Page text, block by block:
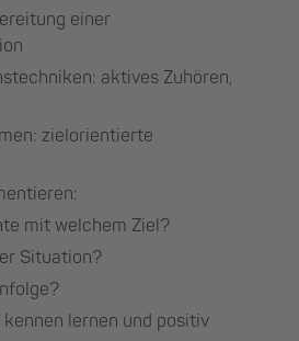
einer
aktives Zuhören,
zielorientierte
mit welchem Ziel?
Situation?
lernen und positiv